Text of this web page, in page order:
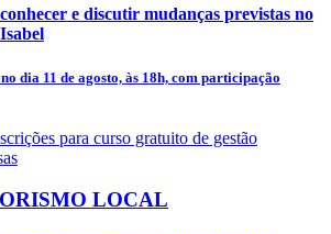
e discutir mudanças previstas no
dia 11 de agosto, às 18h, com participação
LOCAL